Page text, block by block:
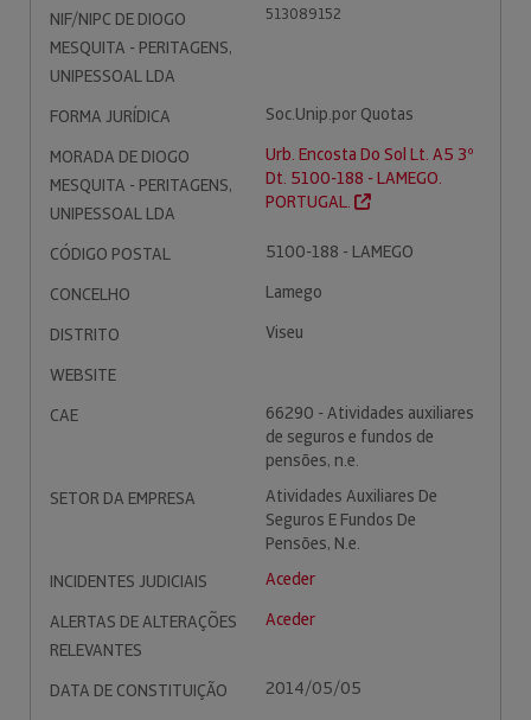
NIF/NIPC DE DIOGO
MESQUITA - PERITAGENS,
UNIPESSOAL LDA
513089152
FORMA JURÍDICA
Soc.Unip.por Quotas
MORADA DE DIOGO
MESQUITA - PERITAGENS,
UNIPESSOAL LDA
Urb. Encosta Do Sol Lt. A5 3º
Dt. 5100-188 - LAMEGO.
PORTUGAL.
CÓDIGO POSTAL
5100-188 - LAMEGO
CONCELHO
Lamego
DISTRITO
Viseu
WEBSITE
CAE
66290 - Atividades auxiliares
de seguros e fundos de
pensões, n.e.
SETOR DA EMPRESA
Atividades Auxiliares De
Seguros E Fundos De
Pensões, N.e.
INCIDENTES JUDICIAIS
Aceder
ALERTAS DE ALTERAÇÕES
RELEVANTES
Aceder
DATA DE CONSTITUIÇÃO 2014/05/05